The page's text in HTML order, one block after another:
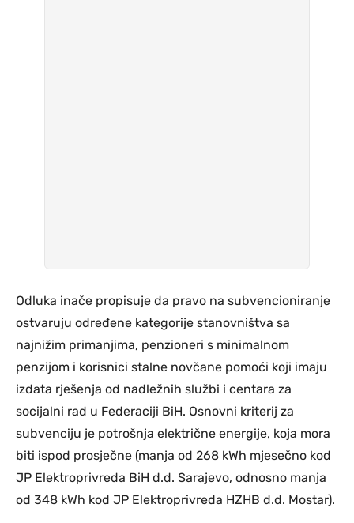
Odluka inače propisuje da pravo na subvencioniranje
ostvaruju određene kategorije stanovništva sa
najnižim primanjima, penzioneri s minimalnom
penzijom i korisnici stalne novčane pomoći koji imaju
izdata rješenja od nadležnih službi i centara za
socijalni rad u Federaciji BiH. Osnovni kriterij za
subvenciju je potrošnja električne energije, koja mora
biti ispod prosječne (manja od 268 kWh mjesečno kod
JP Elektroprivreda BiH d.d. Sarajevo, odnosno manja
od 348 kWh kod JP Elektroprivreda HZHB d.d. Mostar).